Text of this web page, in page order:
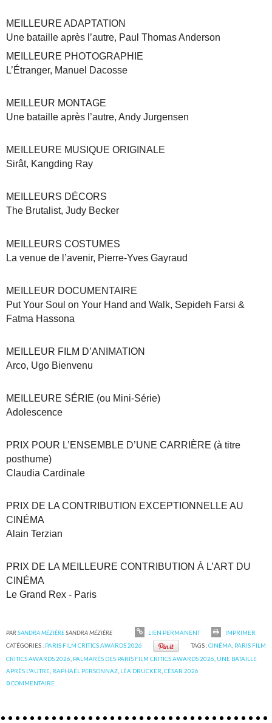
MEILLEURE ADAPTATION
Une bataille après l’autre, Paul Thomas Anderson
MEILLEURE PHOTOGRAPHIE
L’Étranger, Manuel Dacosse
MEILLEUR MONTAGE
Une bataille après l’autre, Andy Jurgensen
MEILLEURE MUSIQUE ORIGINALE
Sirât, Kangding Ray
MEILLEURS DÉCORS
The Brutalist, Judy Becker
MEILLEURS COSTUMES
La venue de l’avenir, Pierre-Yves Gayraud
MEILLEUR DOCUMENTAIRE
Put Your Soul on Your Hand and Walk, Sepideh Farsi &
Fatma Hassona
MEILLEUR FILM D’ANIMATION
Arco, Ugo Bienvenu
MEILLEURE SÉRIE (ou Mini-Série)
Adolescence
PRIX POUR L’ENSEMBLE D’UNE CARRIÈRE (à titre
posthume)
Claudia Cardinale
PRIX DE LA CONTRIBUTION EXCEPTIONNELLE AU
CINÉMA
Alain Terzian
PRIX DE LA MEILLEURE CONTRIBUTION À L’ART DU
CINÉMA
Le Grand Rex - Paris
PARSANDRA MÉZIÈRESANDRA MÉZIÈRE LIEN PERMANENT
IMPRIMER
CATÉGORIES : PARIS FILM CRITICS AWARDS 2026 TAGS :CINÉMA, PARIS FILM
CRITICS AWARDS 2026, PALMARÈS DES PARIS FILM CRITICS AWARDS 2026, UNE BATAILLE
APRÈS L'AUTRE, RAPHAËL PERSONNAZ, LÉA DRUCKER,CÉSAR 2026
0COMMENTAIRE